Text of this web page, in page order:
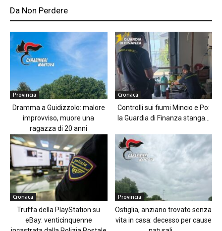
Da Non Perdere
Provincia
Dramma a Guidizzolo: malore
improvviso, muore una
ragazza di 20 anni
Cronaca
Controlli sui fiumi Mincio e Po:
la Guardia di Finanza stanga...
Cronaca
Truffa della PlayStation su
eBay: venticinquenne
Provincia
Ostiglia, anziano trovato senza
vita in casa: decesso per cause